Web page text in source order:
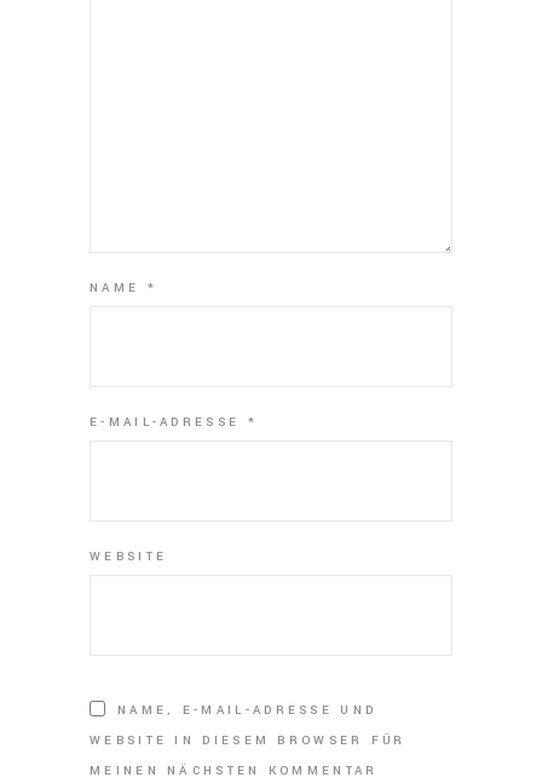
NAME *
E-MAIL-ADRESSE *
WEBSITE
NAME, E-MAIL-ADRESSE UND
WEBSITE IN DIESEM BROWSER FÜR
MEINEN NÄCHSTEN KOMMENTAR